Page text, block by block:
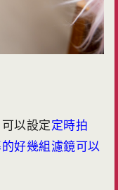
可以設定定時拍
好幾組濾鏡可以